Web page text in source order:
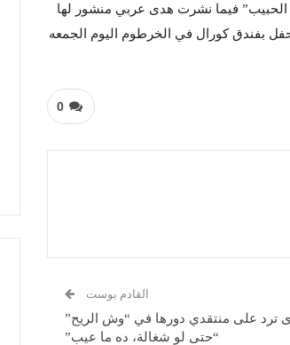
الحبيب” فيما نشرت هدى عربي منشور لها
بفندق كورال في الخرطوم اليوم الجمعه
0
القادم بوست
ترد على منتقدي دورها في “وش الريح”
“حتى لو شغالة، ده ما عيب”